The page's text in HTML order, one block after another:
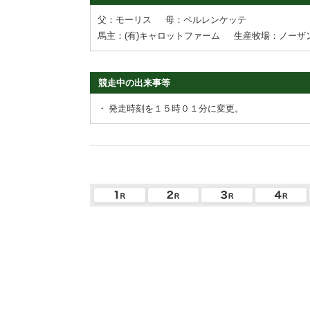
父：モーリス
母：ペルレンケッテ
馬主：(有)キャロットファーム
生産牧場：ノーザ
競走中の出来事等
・ 発走時刻を１５時０１分に変更。